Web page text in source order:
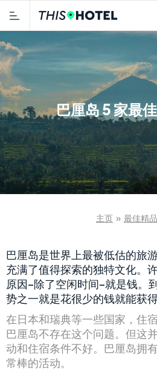
巴厘岛 5 家最
主页 » 最佳精
巴厘岛是世界上最被低估的旅
充满了值得探索的独特文化。
原因–除了空闲时间–就是钱。
势之一就是花很少的钱就能获
在日本和瑞典等一些国家，住
巴厘岛不存在这个问题。但这
动和住宿条件不好。巴厘岛拥
常棒的活动。